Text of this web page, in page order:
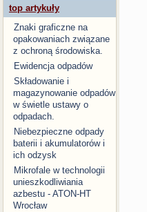
top artykuły
Znaki graficzne na
opakowaniach związane
z ochroną środowiska.
Ewidencja odpadów
Składowanie i
magazynowanie odpadów
w świetle ustawy o
odpadach.
Niebezpieczne odpady
baterii i akumulatorów i
ich odzysk
Mikrofale w technologii
unieszkodliwiania
azbestu - ATON-HT
Wrocław